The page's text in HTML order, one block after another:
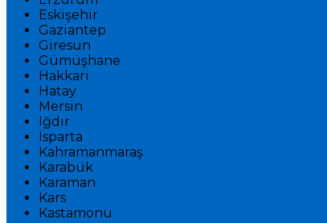
Eskişehir
Gaziantep
Giresun
Gümüşhane
Hakkari
Hatay
Mersin
Iğdır
Isparta
Kahramanmaraş
Karabük
Karaman
Kars
Kastamonu